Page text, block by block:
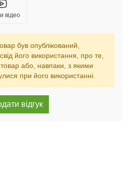
відео
був опублікований,
його використання, про те,
або, навпаки, з якими
при його використанні.